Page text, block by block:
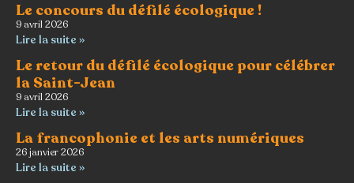
Le concours du défilé écologique !
9 avril 2026
Lire la suite »
Le retour du défilé écologique pour célébrer
la Saint-Jean
9 avril 2026
Lire la suite »
La francophonie et les arts numériques
26 janvier 2026
Lire la suite »